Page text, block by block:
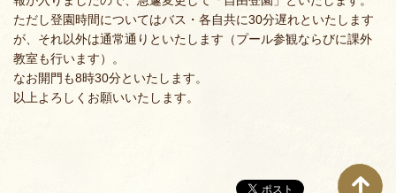
ただし登園時間についてはバス・各自共に30分遅れといたします
が、それ以外は通常通りといたします（プール参観ならびに課外
教室も行います）。
なお開門も8時30分といたします。
以上よろしくお願いいたします。